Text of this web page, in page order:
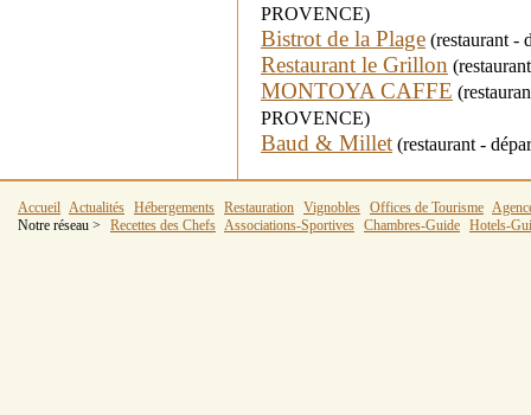
PROVENCE)
Bistrot de la Plage (restaurant -
Restaurant le Grillon
MONTOYA CAFFE
PROVENCE)
Baud & Millet (restaurant -
Accueil Actualités Hébergements Restauration Vignobles Offices de Tourisme
Notre réseau >
Recettes des Chefs Associations-Sportives Chambres-Guide Hotels-